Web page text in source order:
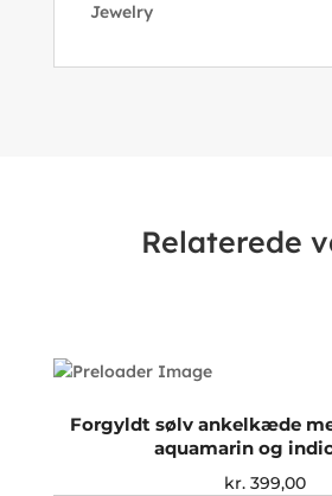
Jewelry
Relaterede
Forgyldt sølv ankelkæde
aquamarin og
kr. 399,00